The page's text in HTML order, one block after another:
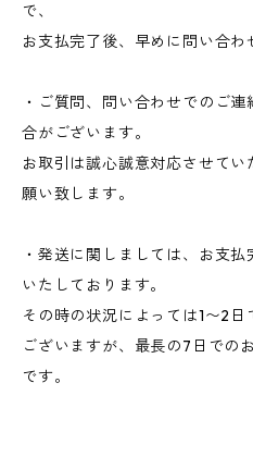
で、
お支払完了後、早めに問い合わ
・ご質問、問い合わせでのご
合がございます。
お取引は誠心誠意対応させて
願い致します。
・発送に関しましては、お支
いたしております。
その時の状況によっては1〜2
ございますが、最長の7日での
です。